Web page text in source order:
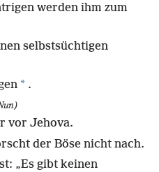
werden ihm zum
selbstsüchtigen
* .
vor Jehova.
der Böse nicht nach.
„Es gibt keinen